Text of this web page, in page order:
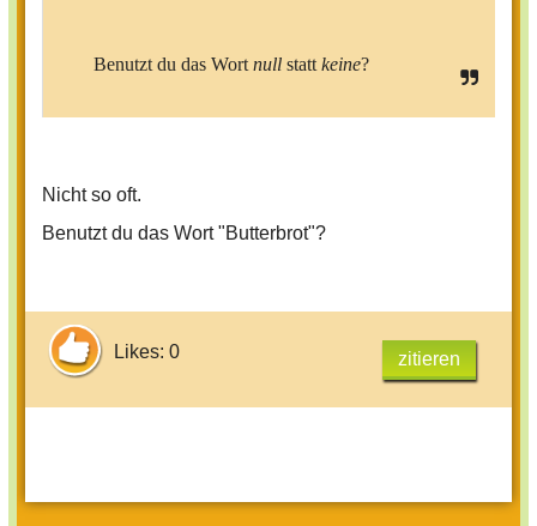
Benutzt du das Wort null statt keine?
Nicht so oft.
Benutzt du das Wort "Butterbrot"?
Likes: 0 zitieren